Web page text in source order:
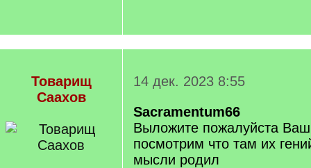
Товарищ
Саахов
14 дек. 2023 8:55
Sacramentum66
Выложите пожалуйста Ваш
посмотрим что там их
мысли родил